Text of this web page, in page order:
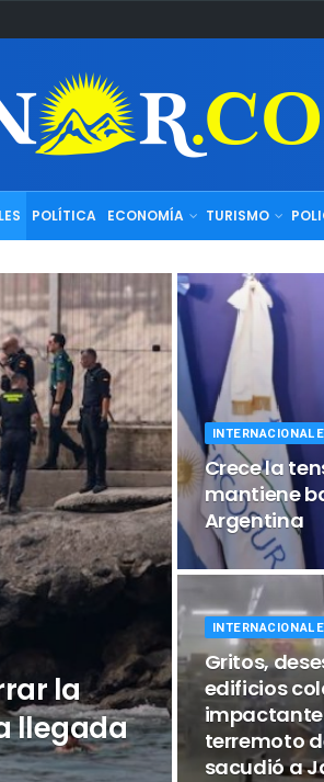
POLÍTICA ECONOMÍA TURISMO
la
llegada
Crece la
mantiene
Argentina
Gritos,
edificios
terremoto
sacudió a